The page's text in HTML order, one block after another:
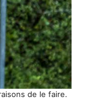
de le faire.